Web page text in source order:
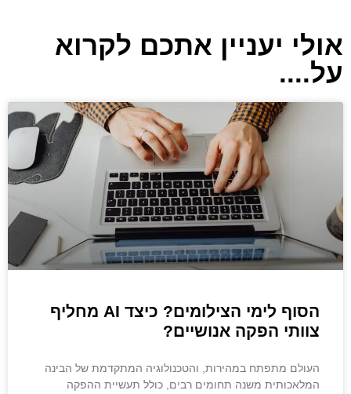
אולי יעניין אתכם לקרוא
על....
הסוף לימי הצילומים? כיצד AI מחליף
צוותי הפקה אנושיים?
העולם מתפתח במהירות, והטכנולוגיה המתקדמת של הבינה
המלאכותית משנה תחומים רבים, כולל תעשיית ההפקה